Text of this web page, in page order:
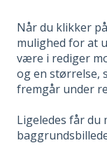
Når du klikker
mulighed for at
være i rediger
og en størrelse,
fremgår under
Ligeledes får